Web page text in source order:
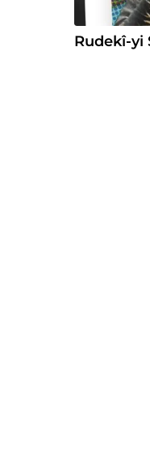
Rudekî-yi